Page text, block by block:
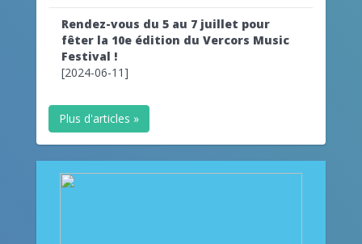
Rendez-vous du 5 au 7 juillet pour
fêter la 10e édition du Vercors Music
Festival !
[2024-06-11]
Plus d'articles »